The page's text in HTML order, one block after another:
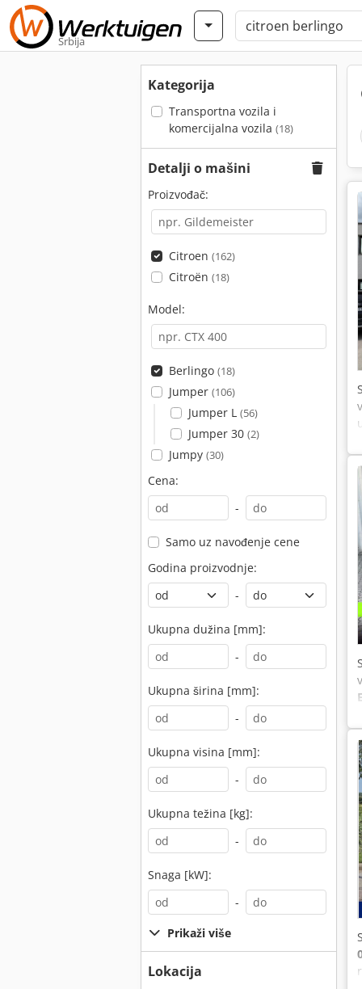
Srbija
Kategorija
Transportna vozila i
komercijalna vozila (18)
Detalji o mašini
Proizvođač:
Citroen (162)
Citroën (18)
Model:
Berlingo (18)
Jumper (106)
Jumper L (56)
Jumper 30 (2)
Jumpy (30)
Cena:
-
Samo uz navođenje cene
Godina proizvodnje:
-
Ukupna dužina [mm]:
-
Ukupna širina [mm]:
-
Ukupna visina [mm]:
-
Ukupna težina [kg]:
-
Snaga [kW]:
-
Prikaži više
Lokacija